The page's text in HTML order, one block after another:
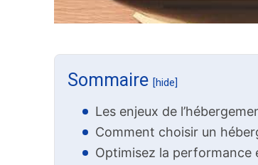
Sommaire [hide]
Les enjeux de
Comment choisir un
Optimisez la performance